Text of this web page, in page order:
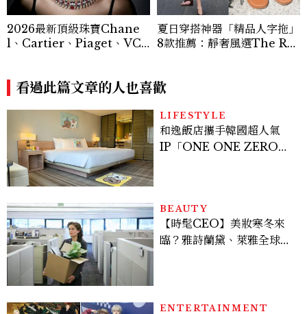
2026最新頂級珠寶Chane
l、Cartier、Piaget、VC
夏日穿搭神器「精品人字拖」
8款推薦：靜奢風選The Ro
看過此篇文章的人也喜歡
LIFESTYLE
和逸飯店攜手韓國超人氣
IP「ONE ONE ZERO
BEAUTY
【時髦CEO】美妝寒冬來
臨？雅詩蘭黛、萊雅全球裁
ENTERTAINMENT